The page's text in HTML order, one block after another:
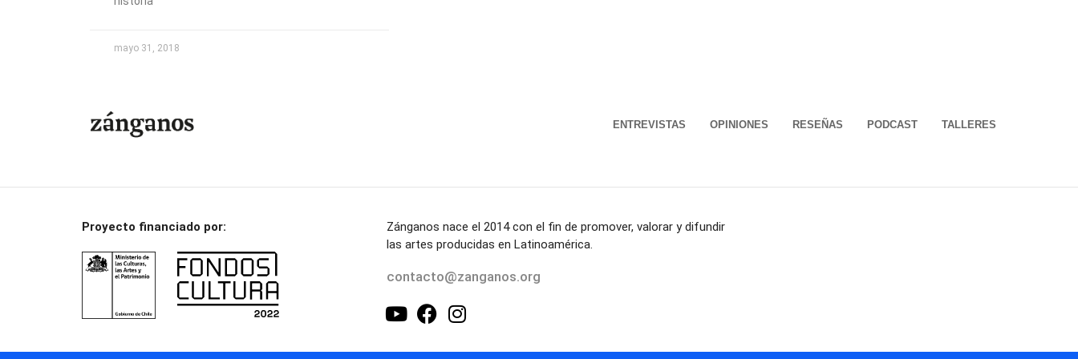
mayo 31, 2018
ENTREVISTAS OPINIONES RESEÑAS PODCAST TALLERES
Proyecto financiado por:
Zánganos nace el 2014 con el fin de promover, valorar y difundir
las artes producidas en Latinoamérica.
contacto@zanganos.org